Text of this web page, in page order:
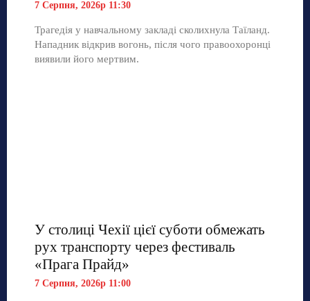
7 Серпня, 2026р 11:30
Трагедія у навчальному закладі сколихнула Таїланд.
Нападник відкрив вогонь, після чого правоохоронці
виявили його мертвим.
У столиці Чехії цієї суботи обмежать
рух транспорту через фестиваль
«Прага Прайд»
7 Серпня, 2026р 11:00